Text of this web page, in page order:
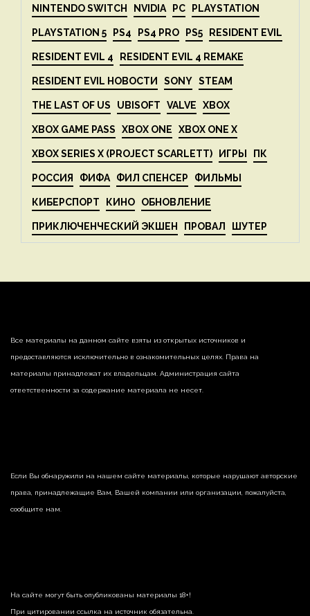
NINTENDO SWITCH NVIDIA PC PLAYSTATION
PLAYSTATION 5 PS4 PS4 PRO PS5 RESIDENT EVIL
RESIDENT EVIL 4 RESIDENT EVIL 4 REMAKE
RESIDENT EVIL НОВОСТИ SONY STEAM
THE LAST OF US UBISOFT VALVE XBOX
XBOX GAME PASS XBOX ONE XBOX ONE X
XBOX SERIES X (PROJECT SCARLETT) ИГРЫ ПК
РОССИЯ ФИФА ФИЛ СПЕНСЕР ФИЛЬМЫ
КИБЕРСПОРТ КИНО ОБНОВЛЕНИЕ
ПРИКЛЮЧЕНЧЕСКИЙ ЭКШЕН ПРОВАЛ ШУТЕР
Все материалы на данном сайте взяты из открытых источников и
предоставляются исключительно в ознакомительных целях. Права на
материалы принадлежат их владельцам. Администрация сайта
ответственности за содержание материала не несет.
Если Вы обнаружили на нашем сайте материалы, которые нарушают авторские
права, принадлежащие Вам, Вашей компании или организации, пожалуйста,
сообщите нам.
На сайте могут быть опубликованы материалы 18+!
При цитировании ссылка на источник обязательна.